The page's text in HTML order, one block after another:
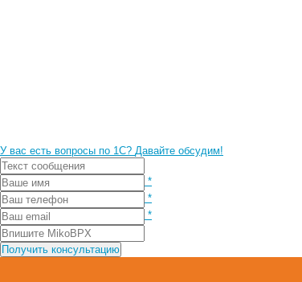
У вас есть вопросы по 1С? Давайте обсудим!
*
*
*